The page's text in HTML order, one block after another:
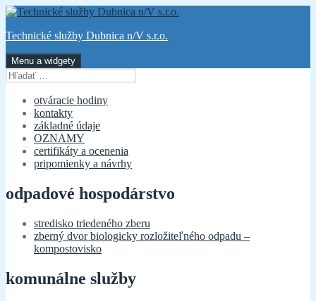
Preskočiť
obsah
Technické služby Dubnica n/V s.r.o.
Menu a widgety
Hľadať:
otváracie hodiny
kontakty
základné údaje
OZNAMY
certifikáty a ocenenia
pripomienky a návrhy
odpadové hospodárstvo
stredisko triedeného zberu
zberný dvor biologicky rozložiteľného odpadu –
kompostovisko
komunálne služby